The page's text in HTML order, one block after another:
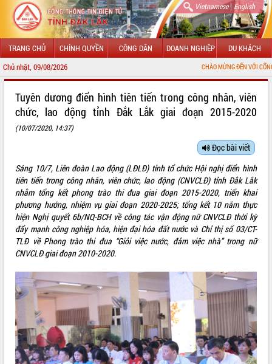
Vietnamese| English
TRANG CHỦ CHÍNH QUYỀN CÔNG DÂN DOANH NGHIỆP DU KHÁCH
Chủ nhật, 09/08/2026 CHÀO MỪNG ĐẾN VỚI CỔNG THÔNG TIN ĐIỆN TỬ
LÃNH ĐẠO UBND TỈNH
SỞ, BAN, NGÀNH
UBND CÁC XÃ, PHƯỜNG
THÔNG TIN CHỈ ĐẠO ĐIỀU HÀNH
HỆ THỐNG VĂN BẢN
ĐIỂM TIN VĂN BẢN
QUY HOẠCH - KẾ HOẠCH
Tuyên dương điển hình tiên tiến trong công nhân, viên
chức, lao động tỉnh Đắk Lắk giai đoạn 2015-2020
(10/07/2020, 14:37)
Đọc bài viết
Sáng 10/7, Liên đoàn Lao động (LĐLĐ) tỉnh tổ chức Hội nghị điển hình
tiên tiến trong công nhân, viên chức, lao động (CNVCLĐ) tỉnh Đắk Lắk
nhằm tổng kết phong trào thi đua giai đoạn 2015-2020, triển khai
phương hướng, nhiệm vụ giai đoạn 2020-2025; tổng kết 10 năm thực
hiện Nghị quyết 6b/NQ-BCH về công tác vận động nữ CNVCLĐ thời kỳ
đẩy mạnh công nghiệp hóa, hiện đại hóa đất nước và Chỉ thị số 03/CT-
TLĐ về Phong trào thi đua “Giỏi việc nước, đảm việc nhà” trong nữ
CNVCLĐ giai đoạn 2010-2020.